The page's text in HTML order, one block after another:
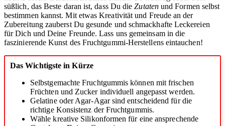
süßlich, das Beste daran ist, dass Du dieZutatenund Formen selbst
bestimmen kannst. Mit etwas Kreativität und Freude an der
Zubereitung zauberst Du gesunde und schmackhafte Leckereien
für Dich und Deine Freunde. Lass uns gemeinsam in die
faszinierende Kunst des Fruchtgummi-Herstellens eintauchen!
Das Wichtigste in Kürze
Selbstgemachte Fruchtgummis können mit frischen
Früchten und Zucker individuell angepasst werden.
Gelatine oder Agar-Agar sind entscheidend für die
richtige Konsistenz der Fruchtgummis.
Wähle kreative Silikonformen für eine ansprechende